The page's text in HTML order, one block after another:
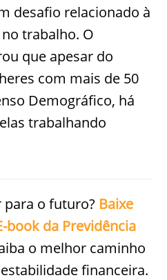
desafio relacionado à
trabalho. O
que apesar do
com mais de 50
Demográfico, há
trabalhando
para o futuro? Baixe
book da Previdência
o melhor caminho
financeira.